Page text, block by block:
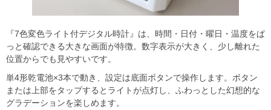
『7色変色ライト付デジタル時計』は、時間・日付・曜日・温度をぱ
っと確認できる大きな画面が特徴。数字表示が大きく、少し離れた
位置からでも見やすいです。
単4形乾電池×3本で動き、設定は底面ボタンで操作します。ボタン
または上部をタップするとライトが点灯し、ふわっとした幻想的な
グラデーションを楽しめます。